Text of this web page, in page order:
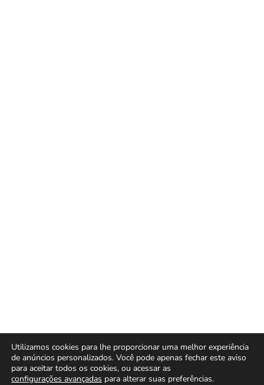
Utilizamos cookies para lhe proporcionar uma melhor experiência
de anúncios personalizados. Você pode apenas fechar este aviso
para aceitar todos os cookies, ou acessar as
configurações avançadas para alterar suas preferências.